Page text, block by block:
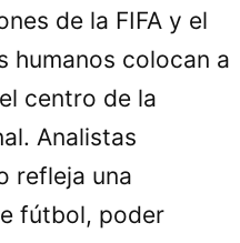
de la FIFA y el
humanos colocan a
centro de la
Analistas
refleja una
fútbol, poder